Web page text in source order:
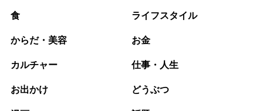
食 ライフスタイル
からだ・美容 お金
カルチャー 仕事・人生
お出かけ どうぶつ